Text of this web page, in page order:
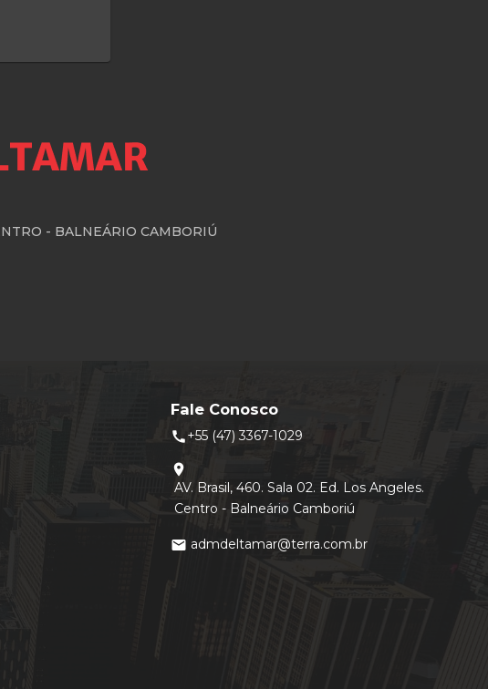
- BALNEÁRIO CAMBORIÚ
Fale Conosco
call+55 (47) 3367-1029
location_on
AV. Brasil, 460. Sala 02. Ed. Los Angeles.
Centro - Balneário Camboriú
mail admdeltamar@terra.com.br